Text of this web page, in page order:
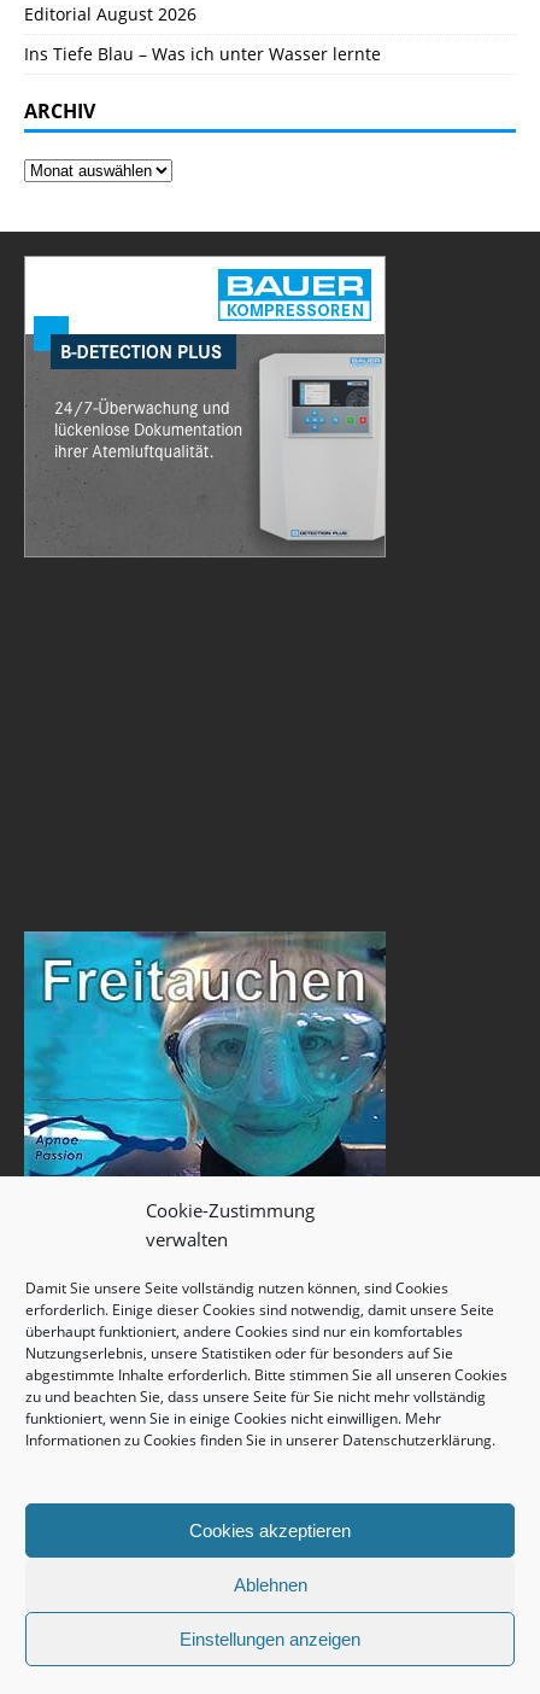
Cookie-Zustimmung
verwalten
Damit Sie unsere Seite vollständig nutzen können, sind Cookies
erforderlich. Einige dieser Cookies sind notwendig, damit unsere Seite
überhaupt funktioniert, andere Cookies sind nur ein komfortables
Nutzungserlebnis, unsere Statistiken oder für besonders auf Sie
abgestimmte Inhalte erforderlich. Bitte stimmen Sie all unseren Cookies
zu und beachten Sie, dass unsere Seite für Sie nicht mehr vollständig
funktioniert, wenn Sie in einige Cookies nicht einwilligen. Mehr
Informationen zu Cookies finden Sie in unserer Datenschutzerklärung.
Cookies akzeptieren
Ablehnen
Einstellungen anzeigen
Editorial August 2026
Ins Tiefe Blau – Was ich unter Wasser lernte
ARCHIV